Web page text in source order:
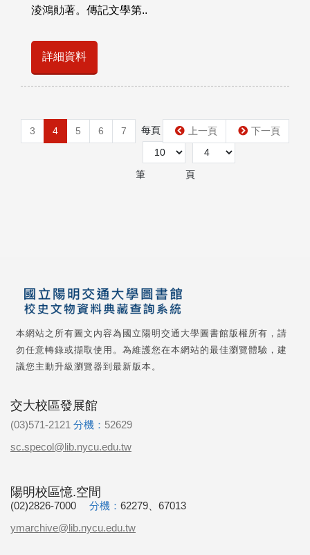
淩鴻勛著。傳記文學第..
詳細資料
3 4 5 6 7 每頁
筆
第
頁
上一頁 下一頁
本網站之所有圖文內容為國立陽明交通大學圖書館版權所有，請
勿任意轉錄或擷取使用。為維護您在本網站的最佳瀏覽體驗，建
議您主動升級瀏覽器到最新版本。
交大校區發展館
(03)571-2121 分機： 52629
sc.specol@lib.nycu.edu.tw
陽明校區憶.空間
(02)2826-7000 分機： 62279、67013
ymarchive@lib.nycu.edu.tw